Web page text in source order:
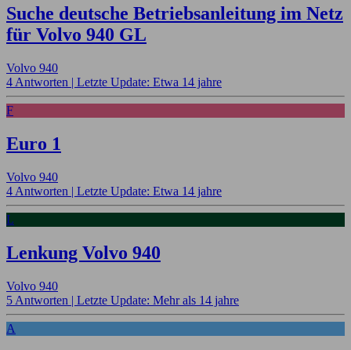
Suche deutsche Betriebsanleitung im Netz
für Volvo 940 GL
Volvo 940
4 Antworten | Letzte Update: Etwa 14 jahre
F
Euro 1
Volvo 940
4 Antworten | Letzte Update: Etwa 14 jahre
L
Lenkung Volvo 940
Volvo 940
5 Antworten | Letzte Update: Mehr als 14 jahre
A